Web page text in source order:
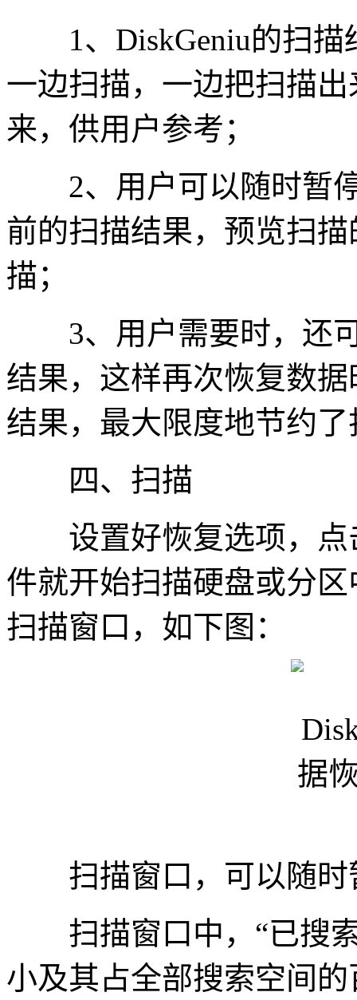
1、DiskGeniu的扫描
一边扫描，一边把扫描
来，供用户参考；
2、用户可以随时暂停
前的扫描结果，预览扫
描；
3、用户需要时，还可
结果，这样再次恢复数
结果，最大限度地节约
四、扫描
设置好恢复选项，点
件就开始扫描硬盘或分
扫描窗口，如下图：
扫描窗口，可以随时
扫描窗口中，“已搜索
小及其占全部搜索空间